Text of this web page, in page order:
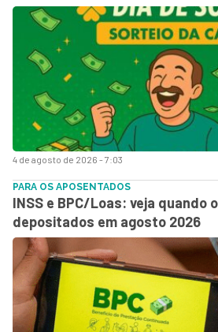
4 de agosto de 2026 - 7:03
PARA OS APOSENTADOS
INSS e BPC/Loas: veja quando
depositados em agosto 2026